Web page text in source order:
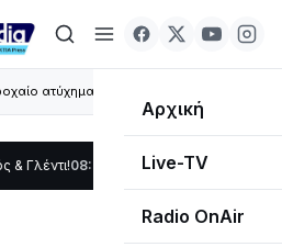
Αρχική
Live-TV
Radio OnAir
ατύχημα με τραυματισμό δικυκλιστή
08:41 ΤΟ ΠΑΡΤΥ ΣΥΝΕΧΙΖΕΤΑΙ…